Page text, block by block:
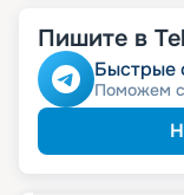
Пишите в
Быстрые
Поможем